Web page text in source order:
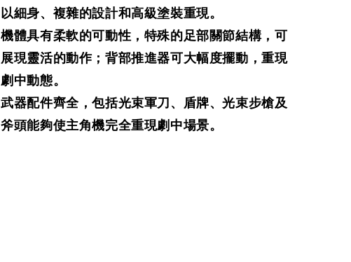
以細身、複雜的設計和高級塗裝重現。
機體具有柔軟的可動性，特殊的足部關節結構，可
展現靈活的動作；背部推進器可大幅度擺動，重現
劇中動態。
武器配件齊全，包括光束軍刀、盾牌、光束步槍及
斧頭能夠使主角機完全重現劇中場景。